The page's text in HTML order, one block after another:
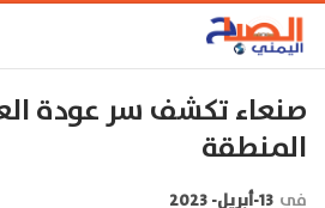
صنعاء تكشف سر عودة
المنطقة
في 13-أبريل- 2023